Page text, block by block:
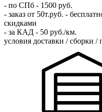
- по СПб - 1500 руб.
- заказ от 50т.руб. -
скидками
- за КАД - 50 руб./км.
условия доставки / сборки /